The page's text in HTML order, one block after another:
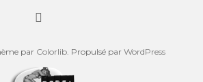
par Colorlib. Propulsé par WordPress